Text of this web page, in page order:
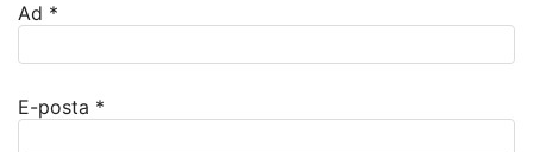
Ad *
E-posta *